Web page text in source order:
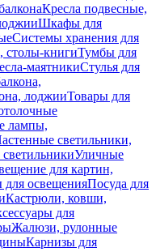
Кресла подвесные,
Шкафы для
Системы хранения для
столы-книгиТумбы для
маятникиСтулья для
лоджииТовары для
лампы,
светильники,
Уличные
для картин,
для освещенияПосуда для
Кастрюли, ковши,
для
Жалюзи, рулонные
Карнизы для